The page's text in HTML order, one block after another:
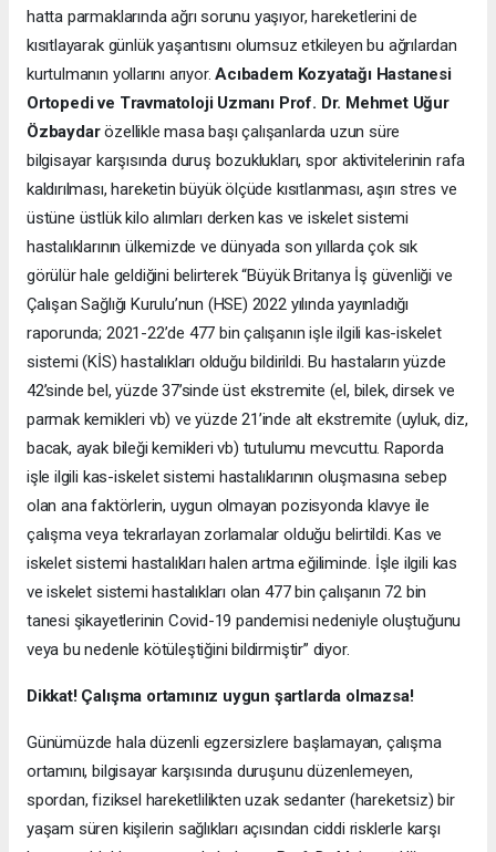
hatta parmaklarında ağrı sorunu yaşıyor, hareketlerini de
kısıtlayarak günlük yaşantısını olumsuz etkileyen bu ağrılardan
kurtulmanın yollarını arıyor.Acıbadem Kozyatağı Hastanesi
Ortopedi ve Travmatoloji Uzmanı Prof. Dr. Mehmet Uğur
Özbaydarözellikle masa başı çalışanlarda uzun süre
bilgisayar karşısında duruş bozuklukları, spor aktivitelerinin rafa
kaldırılması, hareketin büyük ölçüde kısıtlanması, aşırı stres ve
üstüne üstlük kilo alımları derken kas ve iskelet sistemi
hastalıklarının ülkemizde ve dünyada son yıllarda çok sık
görülür hale geldiğini belirterek “Büyük Britanya İş güvenliği ve
Çalışan Sağlığı Kurulu’nun (HSE) 2022 yılında yayınladığı
raporunda; 2021-22’de 477 bin çalışanın işle ilgili kas-iskelet
sistemi (KİS) hastalıkları olduğu bildirildi. Bu hastaların yüzde
42’sinde bel, yüzde 37’sinde üst ekstremite (el, bilek, dirsek ve
parmak kemikleri vb) ve yüzde 21’inde alt ekstremite (uyluk, diz,
bacak, ayak bileği kemikleri vb) tutulumu mevcuttu. Raporda
işle ilgili kas-iskelet sistemi hastalıklarının oluşmasına sebep
olan ana faktörlerin, uygun olmayan pozisyonda klavye ile
çalışma veya tekrarlayan zorlamalar olduğu belirtildi. Kas ve
iskelet sistemi hastalıkları halen artma eğiliminde. İşle ilgili kas
ve iskelet sistemi hastalıkları olan 477 bin çalışanın 72 bin
tanesi şikayetlerinin Covid-19 pandemisi nedeniyle oluştuğunu
veya bu nedenle kötüleştiğini bildirmiştir” diyor.
Dikkat! Çalışma ortamınız uygun şartlarda olmazsa!
Günümüzde hala düzenli egzersizlere başlamayan, çalışma
ortamını, bilgisayar karşısında duruşunu düzenlemeyen,
spordan, fiziksel hareketlilikten uzak sedanter (hareketsiz) bir
yaşam süren kişilerin sağlıkları açısından ciddi risklerle karşı